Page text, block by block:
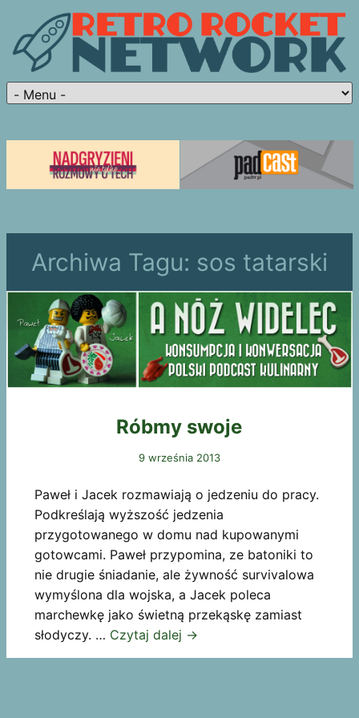
Archiwa Tagu: sos tatarski
Róbmy swoje
9 września 2013
Paweł i Jacek rozmawiają o jedzeniu do pracy.
Podkreślają wyższość jedzenia
przygotowanego w domu nad kupowanymi
gotowcami. Paweł przypomina, ze batoniki to
nie drugie śniadanie, ale żywność survivalowa
wymyślona dla wojska, a Jacek poleca
marchewkę jako świetną przekąskę zamiast
słodyczy. … Czytaj dalej →